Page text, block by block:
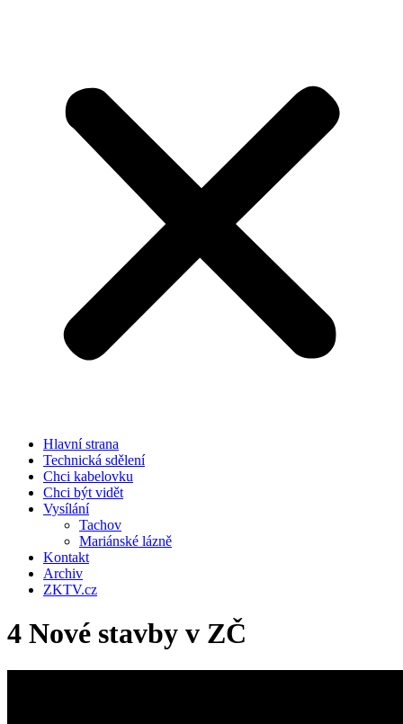
Hlavní strana
Technická sdělení
Chci kabelovku
Chci být vidět
Vysílání
Tachov
Mariánské lázně
Kontakt
Archiv
ZKTV.cz
4 Nové stavby v ZČ